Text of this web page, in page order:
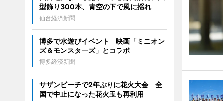
型飾り300本、青空の下で風に揺れ
仙台経済新聞
博多で水遊びイベント 映画「ミニオン
ズ＆モンスターズ」とコラボ
博多経済新聞
サザンビーチで2年ぶりに花火大会 全
国で中止になった花火玉も再利用